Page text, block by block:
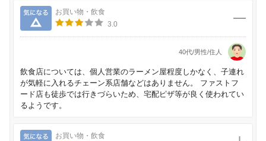
気になる
お買い物・飲食
3.0
40代/男性/住人
飲食店については、個人営業のラーメン屋程度しかなく、子連れ
が気軽に入れるチェーン系店舗などはありません。 ファストフ
ード店も徒歩では行きづらいため、宅配ピザ等が良く使われてい
るようです。
気になる
お買い物・飲食